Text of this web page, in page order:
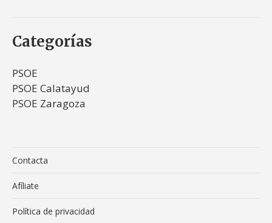
Categorías
PSOE
PSOE Calatayud
PSOE Zaragoza
Contacta
Afíliate
Política de privacidad